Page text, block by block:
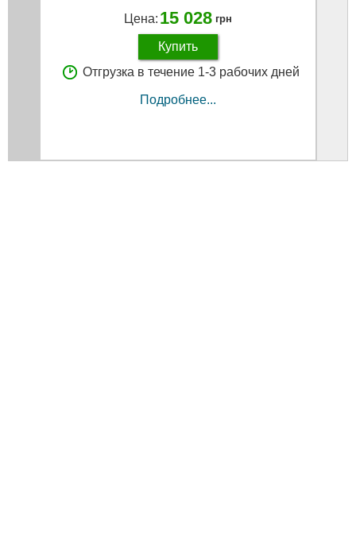
Цена: 15 028 грн
Купить
Отгрузка в течение 1-3 рабочих дней
Подробнее...